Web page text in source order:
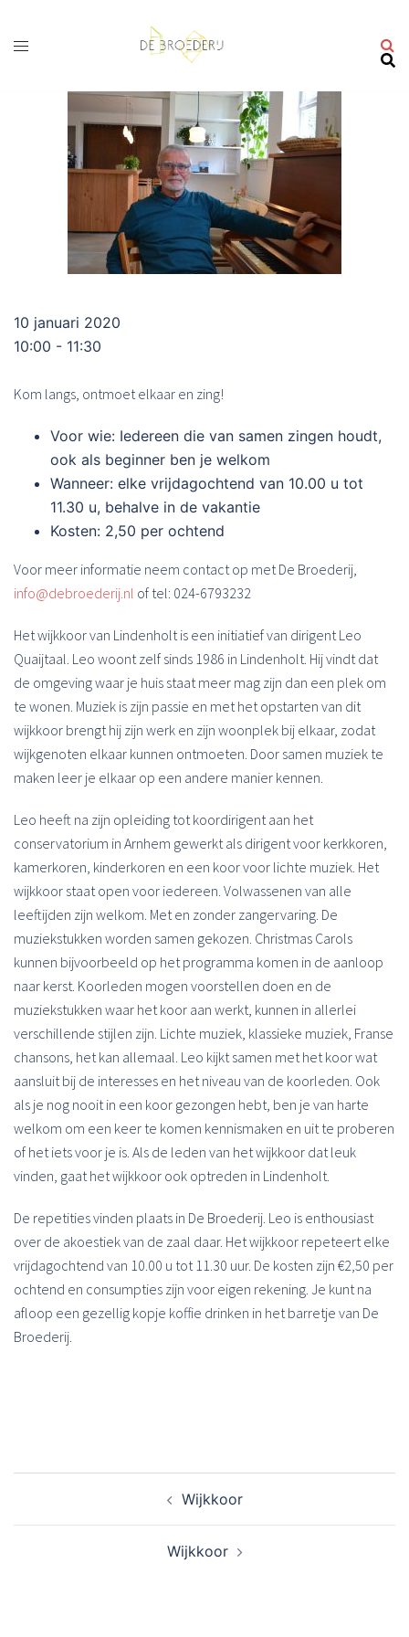
10 januari 2020
10:00 - 11:30
Kom langs, ontmoet elkaar en zing!
Voor wie: Iedereen die van samen zingen houdt,
ook als beginner ben je welkom
Wanneer: elke vrijdagochtend van 10.00 u tot
11.30 u, behalve in de vakantie
Kosten: 2,50 per ochtend
Voor meer informatie neem contact op met De Broederij,
info@debroederij.nl of tel: 024-6793232
Het wijkkoor van Lindenholt is een initiatief van dirigent Leo
Quaijtaal. Leo woont zelf sinds 1986 in Lindenholt. Hij vindt dat
de omgeving waar je huis staat meer mag zijn dan een plek om
te wonen. Muziek is zijn passie en met het opstarten van dit
wijkkoor brengt hij zijn werk en zijn woonplek bij elkaar, zodat
wijkgenoten elkaar kunnen ontmoeten. Door samen muziek te
maken leer je elkaar op een andere manier kennen.
Leo heeft na zijn opleiding tot koordirigent aan het
conservatorium in Arnhem gewerkt als dirigent voor kerkkoren,
kamerkoren, kinderkoren en een koor voor lichte muziek. Het
wijkkoor staat open voor iedereen. Volwassenen van alle
leeftijden zijn welkom. Met en zonder zangervaring. De
muziekstukken worden samen gekozen. Christmas Carols
kunnen bijvoorbeeld op het programma komen in de aanloop
naar kerst. Koorleden mogen voorstellen doen en de
muziekstukken waar het koor aan werkt, kunnen in allerlei
verschillende stijlen zijn. Lichte muziek, klassieke muziek, Franse
chansons, het kan allemaal. Leo kijkt samen met het koor wat
aansluit bij de interesses en het niveau van de koorleden. Ook
als je nog nooit in een koor gezongen hebt, ben je van harte
welkom om een keer te komen kennismaken en uit te proberen
of het iets voor je is. Als de leden van het wijkkoor dat leuk
vinden, gaat het wijkkoor ook optreden in Lindenholt.
De repetities vinden plaats in De Broederij. Leo is enthousiast
over de akoestiek van de zaal daar. Het wijkkoor repeteert elke
vrijdagochtend van 10.00 u tot 11.30 uur. De kosten zijn €2,50 per
ochtend en consumpties zijn voor eigen rekening. Je kunt na
afloop een gezellig kopje koffie drinken in het barretje van De
Broederij.
Wijkkoor
Wijkkoor